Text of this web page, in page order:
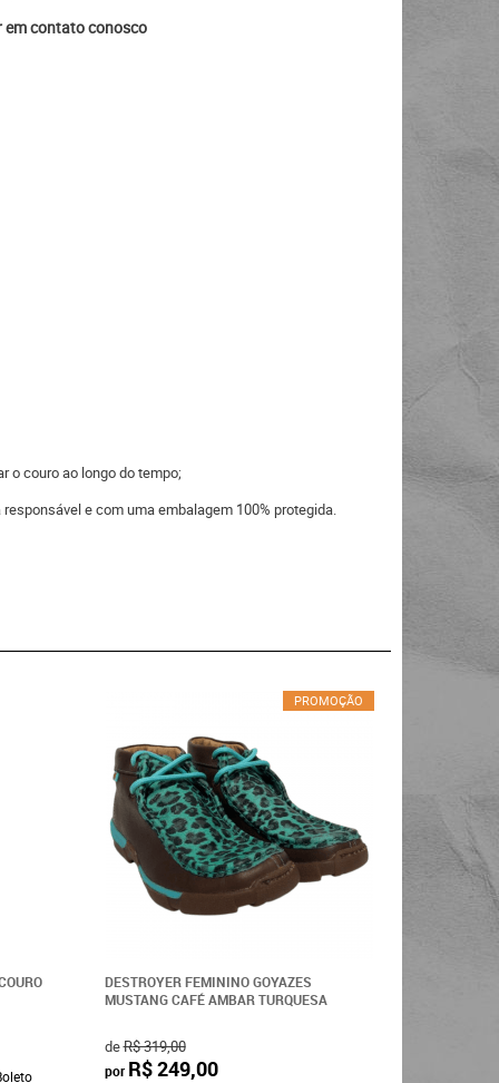
em contato conosco
o couro ao longo do tempo;
e com uma embalagem 100% protegida.
PROMOÇÃO
DESTROYER FEMININO GOYAZES
MUSTANG CAFÉ AMBAR TURQUESA
deR$ 319,00
por R$ 249,00